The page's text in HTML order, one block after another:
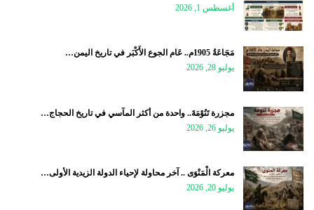
أغسطس 1, 2026
مَجَاعَةُ 1905م.. عَام الجوع الأَكْبَر في تاريخ اليمن…
يوليو 28, 2026
مجزرة تَنُوْمَةَ.. واحدة من أكثر المآسي في تاريخ الحجاج…
يوليو 26, 2026
معركة الْمَنْوَى .. آخر محاولة لإحياء الدولة الزيدية الأولى…
يوليو 20, 2026